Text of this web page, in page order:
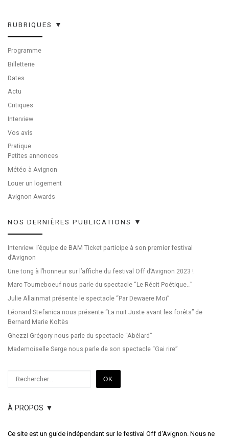
RUBRIQUES ▼
Programme
Billetterie
Dates
Actu
Critiques
Interview
Vos avis
Pratique
Petites annonces
Météo à Avignon
Louer un logement
Avignon Awards
NOS DERNIÈRES PUBLICATIONS ▼
Interview: l’équipe de BAM Ticket participe à son premier festival
d’Avignon
Une tong à l’honneur sur l’affiche du festival Off d’Avignon 2023 !
Marc Tourneboeuf nous parle du spectacle “Le Récit Poétique…”
Julie Allainmat présente le spectacle “Par Dewaere Moi”
Léonard Stefanica nous présente “La nuit Juste avant les forêts” de
Bernard Marie Koltès
Ghezzi Grégory nous parle du spectacle “Abélard”
Mademoiselle Serge nous parle de son spectacle “Gai rire”
OK
À PROPOS ▼
Ce site est un guide indépendant sur le festival Off d'Avignon. Nous ne